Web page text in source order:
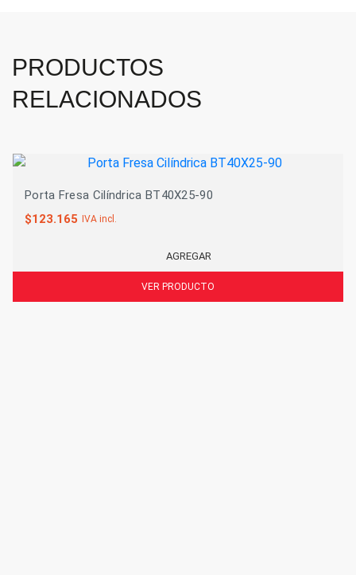
PRODUCTOS
RELACIONADOS
Porta Fresa Cilíndrica BT40X25-90
$123.165 IVA incl.
AGREGAR
VER PRODUCTO